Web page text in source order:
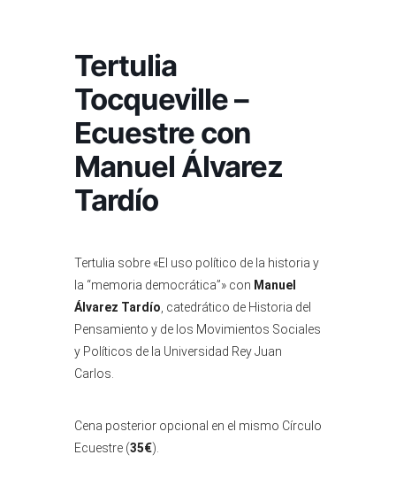
Tertulia
Tocqueville –
Ecuestre con
Manuel Álvarez
Tardío
Tertulia sobre «El uso político de la historia y
la “memoria democrática”» con Manuel
Álvarez Tardío , catedrático de Historia del
Pensamiento y de los Movimientos Sociales
y Políticos de la Universidad Rey Juan
Carlos.
Cena posterior opcional en el mismo Círculo
Ecuestre (35€).